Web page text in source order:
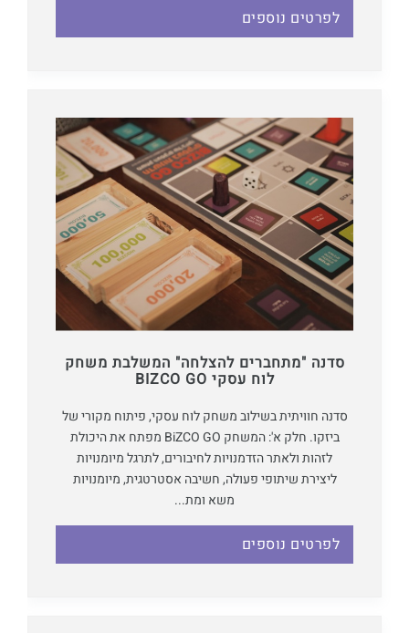
לפרטים נוספים
סדנה "מתחברים להצלחה" המשלבת משחק
לוח עסקי BIZCO GO
סדנה חוויתית בשילוב משחק לוח עסקי, פיתוח מקורי של
ביזקו. חלק א': המשחק BiZCO GO מפתח את היכולת
לזהות ולאתר הזדמנויות לחיבורים, לתרגל מיומנויות
ליצירת שיתופי פעולה, חשיבה אסטרטגית, מיומנויות
משא ומת...
לפרטים נוספים